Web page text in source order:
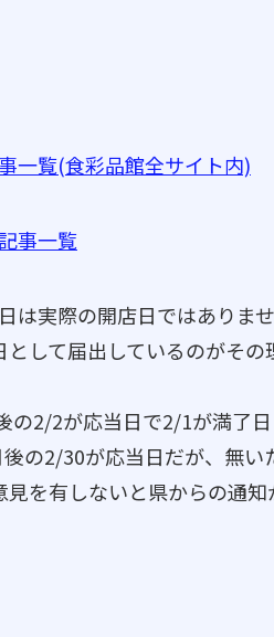
一覧(食彩品館全サイト内)
事一覧
は実際の開店日ではありま
して届出しているのがその
2/2が応当日で2/1が満了日
2/30が応当日だが、無い
を有しないと県からの通